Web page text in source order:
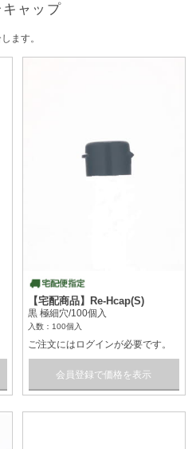
ャップ
ます。
【宅配商品】Re-Hcap(S)
黒 極細穴/100個入
入数：100個入
ご注文にはログインが必要です。
会員登録で価格を表示